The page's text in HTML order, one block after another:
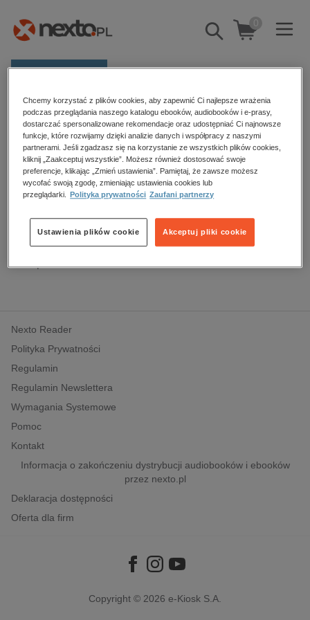
Pokaż/schowaj
wyszukiwarkę
0
Kategorie
Zobacz wszystkie E-prasa
budownictwo, aranżacja wnętrz
biznesowe, branżowe, gospodarka
dzienniki
edukacja
hobby, sport, rozrywka
psychologiczne
inne
popularno-naukowe
religie
Strona główna ebooki
Naukowe i akademickie
Fizyka
Fizyka – ebooki
Sortowanie Filtrowanie
Nexto Reader
Polityka Prywatności
Regulamin
Regulamin Newslettera
Wymagania Systemowe
Pomoc
Kontakt
Informacja o zakończeniu dystrybucji audiobooków i ebooków
przez nexto.pl
Deklaracja dostępności
Oferta dla firm
Copyright © 2026 e-Kiosk S.A.
Chcemy korzystać z plików cookies, aby zapewnić Ci najlepsze wrażenia
podczas przeglądania naszego katalogu ebooków, audiobooków i e-prasy,
dostarczać spersonalizowane rekomendacje oraz udostępniać Ci najnowsze
funkcje, które rozwijamy dzięki analizie danych i współpracy z naszymi
partnerami. Jeśli zgadzasz się na korzystanie ze wszystkich plików cookies,
kliknij „Zaakceptuj wszystkie”. Możesz również dostosować swoje
preferencje, klikając „Zmień ustawienia”. Pamiętaj, że zawsze możesz
wycofać swoją zgodę, zmieniając ustawienia cookies lub
przeglądarki.
Polityka prywatności Zaufani partnerzy
Akceptuj pliki cookie
Ustawienia plików cookie